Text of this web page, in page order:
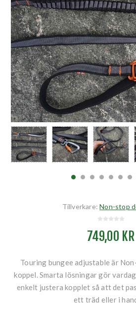
Tillverkare: Non-stop
749,00 KR
Touring bungee adjustable är
koppel. Smarta lösningar gör
enkelt justera kopplet så att det
ett träd eller i